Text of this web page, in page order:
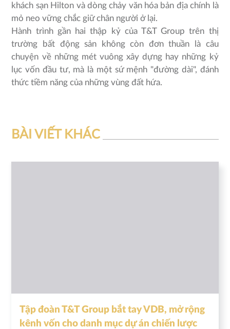
khách sạn Hilton và dòng chảy văn hóa bản địa chính là
mỏ neo vững chắc giữ chân người ở lại.
Hành trình gần hai thập kỷ của T&T Group trên thị
trường bất động sản không còn đơn thuần là câu
chuyện về những mét vuông xây dựng hay những kỷ
lục vốn đầu tư, mà là một sứ mệnh "đường dài", đánh
thức tiềm năng của những vùng đất hứa.
BÀI VIẾT KHÁC
Tập đoàn T&T Group bắt tay VDB, mở rộng
kênh vốn cho danh mục dự án chiến lược